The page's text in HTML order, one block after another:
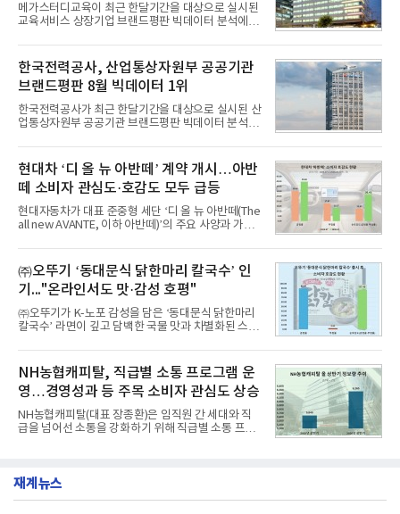
메가스터디교육이 최근 한달기간을 대상으로 실시된
교육서비스 상장기업 브랜드평판 빅데이터 분석에서
일 한국기업평판연구소(소장 구창환)는 국내 교육서
비스 상장기업 브랜드를 대상으로 지난 7월 7일부터
8월 7일까지 수집된 소비자 빅데이터 10,074,233건
을 분석한 결과, 메가스터디교육이 브랜드평판지수
1,710,926을 기록하며 8월 1위에 올랐다고 밝혔다.
분석에 활용된 빅데이터는 지난 7월(9,491,206건) 대
비 6.14% 증가한 수치로, 교육서비스 상장기업 브랜
디교육, 대교, 디지
한국전력공사, 산업통상자원부 공공기관
브랜드평판 8월 빅데이터 1위
한국전력공사가 최근 한달기간을 대상으로 실시된 산
업통상자원부 공공기관 브랜드평판 빅데이터 분석에
이 순으로 뒤를 이었다.7일 한국기업평판연구소(소장
구창환)는 산업통상자원부 공공기관 41개 브랜드를
대상으로 지난 7월 7일부터 8월 7일까지 수집된 소비
자 빅데이터 91,102,549건을 분석한 결과, 한국전력
공사가 브랜드평판지수 10,670,633을 기록하며 8월
1위에 올랐다고 밝혔다. 분석에 활용된 빅데이터는 지
난 7월(88,893,823건) 대비 2.48% 증가한 수치다.연
수력원자력, 한국석
현대차 ‘디 올 뉴 아반떼’ 계약 개시…아반
떼 소비자 관심도·호감도 모두 급등
현대자동차가 대표 준중형 세단 ‘디 올 뉴 아반떼(The
all new AVANTE, 이하 아반떼)’의 주요 사양과 가격
떼는 6년 만에 선보이는 8세대 완전변경 모델로, ▲정
교한 선과 면을 중심으로 완성한 파격적인 디자인 ▲
과거 중형 세단 수준으로 확대된 차체 제원 ▲글로벌
최고 수준의 안전성 ▲성능과 효율을 동시에 높인 주
행 완성도 ▲첨단 편의 및 디지털 사양 적용 등을 통해
글로벌 준중형 세단의 새로운 기준을 세웠다.아반떼
는 가솔린 2.0과 1.6 하이브리드 두 가지 파워트레인
넘
㈜오뚜기 ‘동대문식 닭한마리 칼국수’ 인
기..."온라인서도 맛·감성 호평"
㈜오뚜기가 K-노포 감성을 담은 ‘동대문식 닭한마리
칼국수’ 라면이 깊고 담백한 국물 맛과 차별화된 스토
혔다.‘동대문식 닭한마리 칼국수’는 예상을 뛰어넘는
소비자 호응에 힘입어 지난 7월 13일 첫 선을 보인 지
단 18일 만에 누적 판매량 50만 개를 돌파하는 성과를
거두었다.이번 신제품은 개발진이 전국의 닭한마리
전문점을 직접 찾아 다니며 최적의 육수 비율을 완성
했다. 자극적이지 않으면서도 깊은 닭육수에 마늘의
개운한 풍미를 더했으며, 국물이 잘 배어들면서도 쫄
서도
NH농협캐피탈, 직급별 소통 프로그램 운
영…경영성과 등 주목 소비자 관심도 상승
NH농협캐피탈(대표 장종환)은 임직원 간 세대와 직
급을 넘어선 소통을 강화하기 위해 직급별 소통 프로
영지원부 홍보팀과 2026년 새로이(e)＊가 공동 주관
재계뉴스